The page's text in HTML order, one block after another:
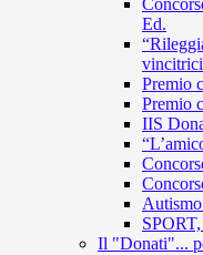
Ed.
Premio
Premio
IIS
Il "Donati"...